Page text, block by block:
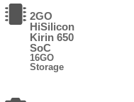
2GO
HiSilicon
Kirin 650
SoC
16GO
Storage